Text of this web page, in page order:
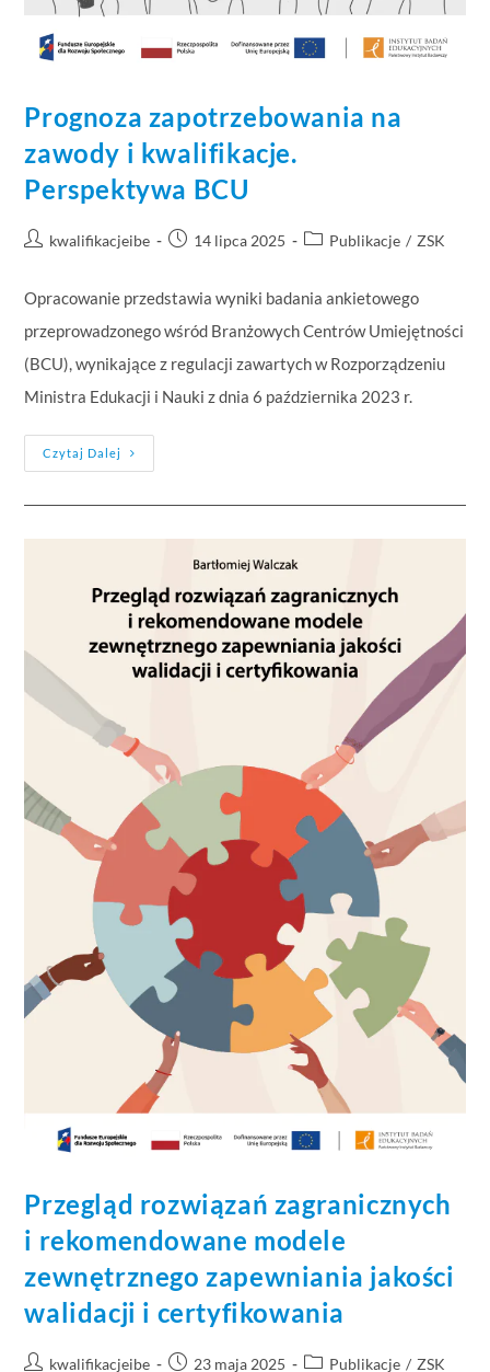
Prognoza zapotrzebowania na
zawody i kwalifikacje.
Perspektywa BCU
kwalifikacjeibe 14 lipca 2025 Publikacje / ZSK
Opracowanie przedstawia wyniki badania ankietowego
przeprowadzonego wśród Branżowych Centrów Umiejętności
(BCU), wynikające z regulacji zawartych w Rozporządzeniu
Ministra Edukacji i Nauki z dnia 6 października 2023 r.
Czytaj Dalej
Przegląd rozwiązań zagranicznych
i rekomendowane modele
zewnętrznego zapewniania jakości
walidacji i certyfikowania
kwalifikacjeibe 23 maja 2025 Publikacje / ZSK